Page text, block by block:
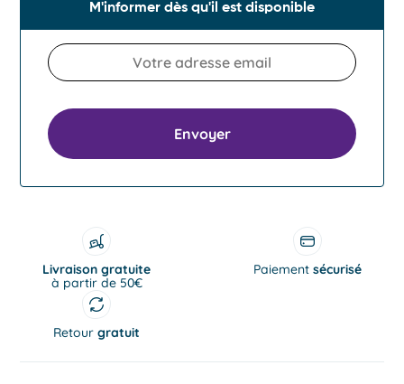
Montpellier
Lille
Strasbourg
Lyon
Nantes
Explorer tous nos imagiers
M'informer dès qu'il est disponible
Livraison gratuite
à partir de 50€
Paiement sécurisé
Retour gratuit